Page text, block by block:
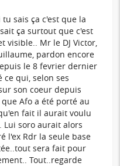
sais ça c'est que la
ça surtout que c'est
visible.. Mr le DJ Victor,
pardon encore
le 8 fevrier dernier
qui, selon ses
son coeur depuis
Afo a été porté au
fait il aurait voulu
Lui soro aurait alors
l'ex Rdr la seule base
sera fait pour
Tout..regarde